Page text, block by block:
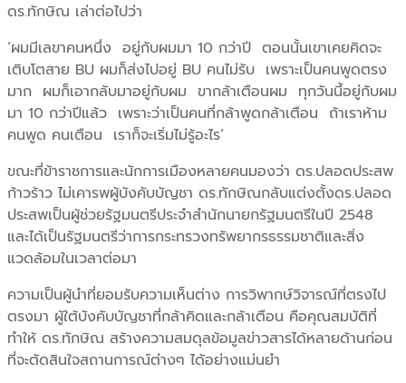
ดร.ทักษิณ เล่าต่อไปว่า
‘ผมมีเลขาคนหนึ่ง อยู่กับผมมา 10 กว่าปี ตอนนั้นเขาเคยคิดจะ
เติบโตสาย BU ผมก็ส่งไปอยู่ BU คนไม่รับ เพราะเป็นคนพูดตรง
มาก ผมก็เอากลับมาอยู่กับผม ขากล้าเตือนผม ทุกวันนี้อยู่กับผม
มา 10 กว่าปีแล้ว เพราะว่าเป็นคนที่กล้าพูดกล้าเตือน ถ้าเราห้าม
คนพูด คนเตือน เราก็จะเริ่มไม่รู้อะไร’
ขณะที่ข้าราชการและนักการเมืองหลายคนมองว่า ดร.ปลอดประสพ
ก้าวร้าว ไม่เคารพผู้บังคับบัญชา ดร.ทักษิณกลับแต่งตั้งดร.ปลอด
ประสพเป็นผู้ช่วยรัฐมนตรีประจำสำนักนายกรัฐมนตรีในปี 2548
และได้เป็นรัฐมนตรีว่าการกระทรวงทรัพยากรธรรมชาติและสิ่ง
แวดล้อมในเวลาต่อมา
ความเป็นผู้นำที่ยอมรับความเห็นต่าง การวิพากษ์วิจารณ์ที่ตรงไป
ตรงมา ผู้ใต้บังคับบัญชาที่กล้าคิดและกล้าเตือน คือคุณสมบัติที่
ทำให้ ดร.ทักษิณ สร้างความสมดุลข้อมูลข่าวสารได้หลายด้านก่อน
ที่จะตัดสินใจสถานการณ์ต่างๆ ได้อย่างแม่นยำ